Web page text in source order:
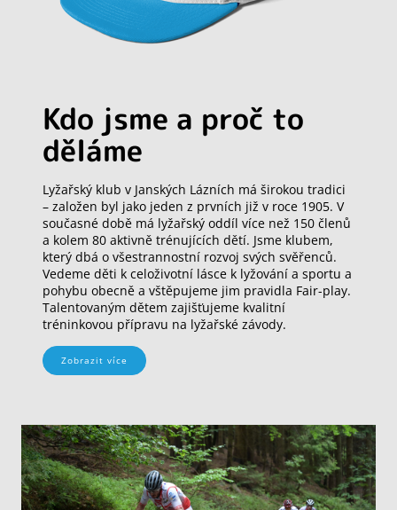
Kdo jsme a proč to
děláme
Lyžařský klub v Janských Lázních má širokou tradici
– založen byl jako jeden z prvních již v roce 1905. V
současné době má lyžařský oddíl více než 150 členů
a kolem 80 aktivně trénujících dětí. Jsme klubem,
který dbá o všestrannostní rozvoj svých svěřenců.
Vedeme děti k celoživotní lásce k lyžování a sportu a
pohybu obecně a vštěpujeme jim pravidla Fair-play.
Talentovaným dětem zajišťujeme kvalitní
tréninkovou přípravu na lyžařské závody.
Zobrazit více